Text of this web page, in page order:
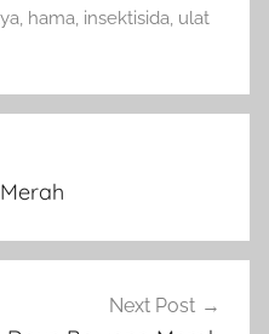
, hama, insektisida, ulat
Next Post